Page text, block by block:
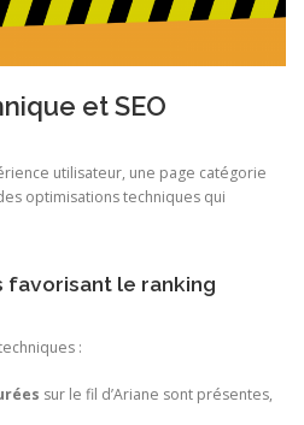
et SEO
utilisateur, une page catégorie
optimisations techniques qui
favorisant le ranking
:
sur le fil d’Ariane sont présentes,